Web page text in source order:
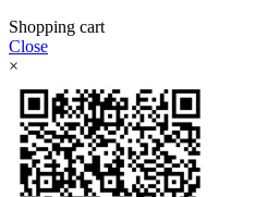
Shopping cart
Close
×